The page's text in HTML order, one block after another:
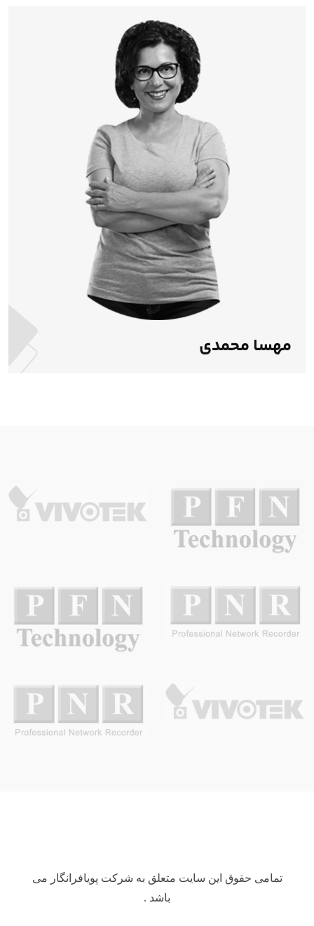
مهسا محمدی
تمامی حقوق این سایت متعلق به شرکت پویافرانگار می
باشد .